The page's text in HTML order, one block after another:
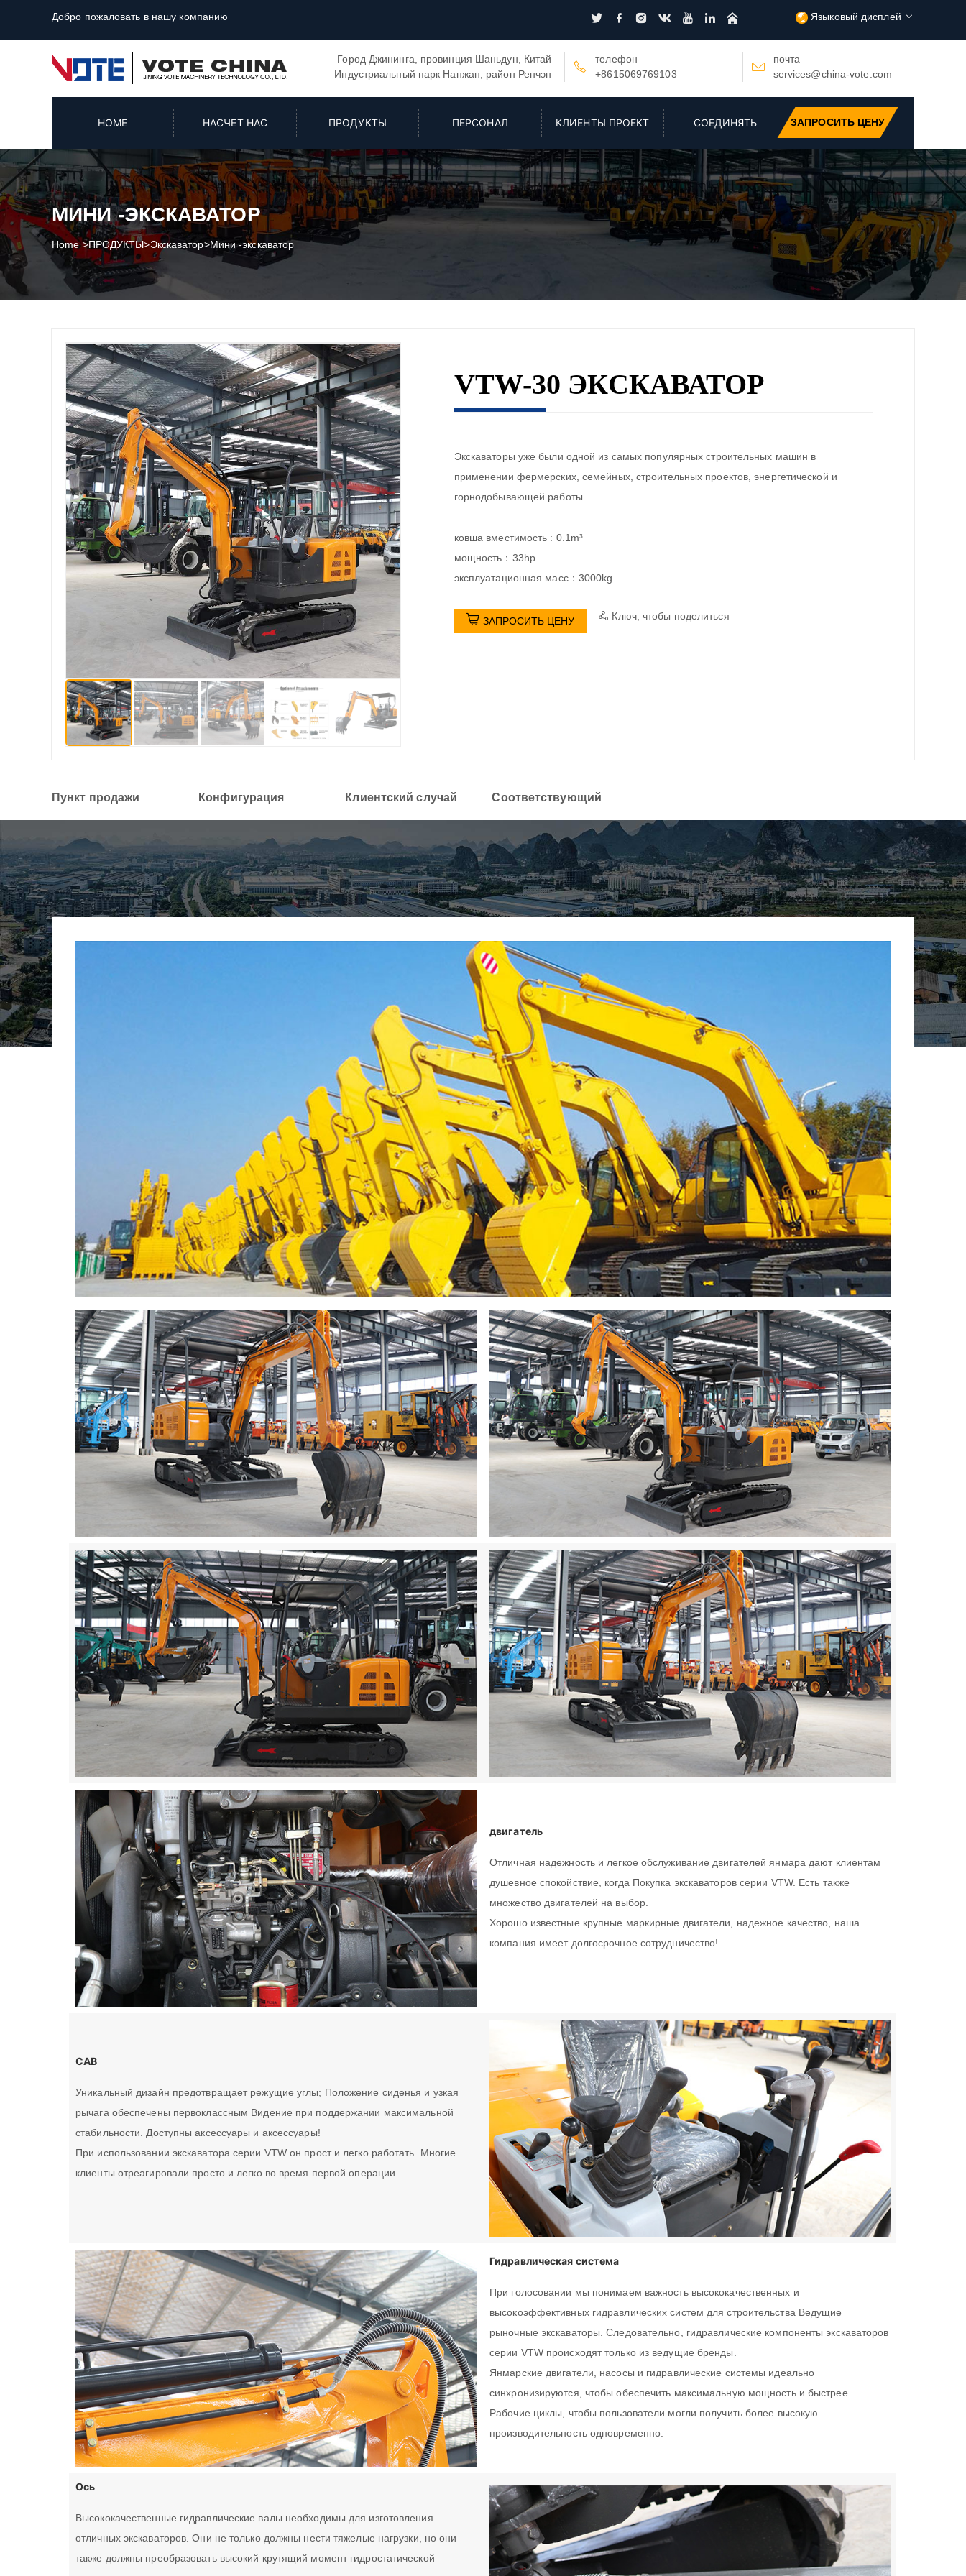
Добро пожаловать в нашу компанию        Языковый дисплей 
Город Джининга, провинция Шаньдун, Китай
Индустриальный парк Нанжан, район Ренчэн

телефон
+8615069769103

почта
services@china-vote.com
HOME НАСЧЕТ НАС ПРОДУКТЫ ПЕРСОНАЛ КЛИЕНТЫ ПРОЕКТ СОЕДИНЯТЬ ЗАПРОСИТЬ ЦЕНУ
Имя
Почтов ящик
Номер WhatsApp / номер телефона
Любимый продукт
Как бы вы хотели, чтобы мы с вами связались?
Примечание
МИНИ -ЭКСКАВАТОР
Home >ПРОДУКТЫ>Экскаватор>Мини -экскаватор
VTW-30 ЭКСКАВАТОР
Экскаваторы уже были одной из самых популярных строительных машин в
применении фермерских, семейных, строительных проектов, энергетической и
горнодобывающей работы.
ковша вместимость : 0.1m³
мощность：33hp
эксплуатационная масс：3000kg
 ЗАПРОСИТЬ ЦЕНУ
Страна / регион
Номер WhatsApp / номер телефона
Любимый продукт
Как бы вы хотели, чтобы мы с вами связались?
Примечание
 Ключ, чтобы поделиться
Пункт продажи Конфигурация Клиентский случай Соответствующий
двигатель
Отличная надежность и легкое обслуживание двигателей янмара дают клиентам
душевное спокойствие, когда Покупка экскаваторов серии VTW. Есть также
множество двигателей на выбор.
Хорошо известные крупные маркирные двигатели, надежное качество, наша
компания имеет долгосрочное сотрудничество!
CAB
Уникальный дизайн предотвращает режущие углы; Положение сиденья и узкая
рычага обеспечены первоклассным Видение при поддержании максимальной
стабильности. Доступны аксессуары и аксессуары!
При использовании экскаватора серии VTW он прост и легко работать. Многие
клиенты отреагировали просто и легко во время первой операции.
Гидравлическая система
При голосовании мы понимаем важность высококачественных и
высокоэффективных гидравлических систем для строительства Ведущие
рыночные экскаваторы. Следовательно, гидравлические компоненты экскаваторов
серии VTW происходят только из ведущие бренды.
Янмарские двигатели, насосы и гидравлические системы идеально
синхронизируются, чтобы обеспечить максимальную мощность и быстрее
Рабочие циклы, чтобы пользователи могли получить более высокую
производительность одновременно.
Ось
Высококачественные гидравлические валы необходимы для изготовления
отличных экскаваторов. Они не только должны нести тяжелые нагрузки, но они
также должны преобразовать высокий крутящий момент гидростатической